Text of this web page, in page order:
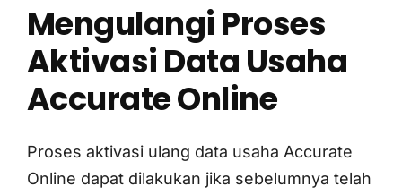
Mengulangi Proses
Aktivasi Data Usaha
Accurate Online
Proses aktivasi ulang data usaha Accurate
Online dapat dilakukan jika sebelumnya telah